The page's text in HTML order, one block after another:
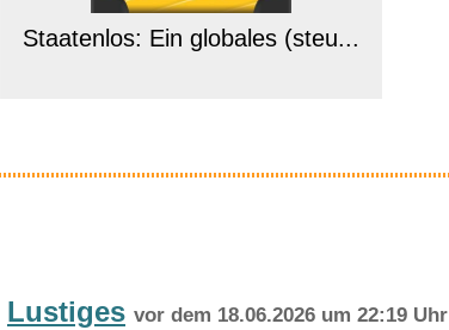
Staatenlos: Ein globales (steu...
Lustiges vor dem 18.06.2026 um 22:19 Uhr